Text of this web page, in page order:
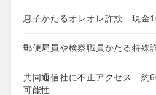
息子かたるオレオレ詐欺 現金
郵便局員や検察職員かたる特
共同通信社に不正アクセス 約
可能性